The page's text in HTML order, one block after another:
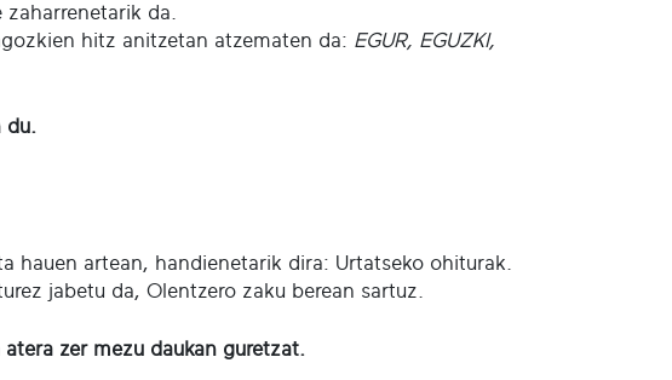
da.
hitz anitzetan atzematen da: EGUR, EGUZKI,
du.
hauen artean, handienetarik dira: Urtatseko ohiturak.
jabetu da, Olentzero zaku berean sartuz.
zer mezu daukan guretzat.